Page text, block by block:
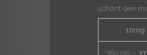
schont den
10mg
360 pill –